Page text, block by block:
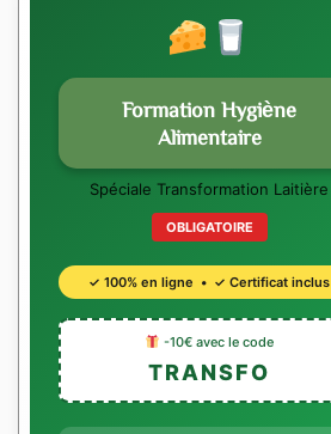
Formation Hygiène
Alimentaire
Spéciale Transformation Laitière
OBLIGATOIRE
✓ 100% en ligne • ✓ Certificat inclus
-10€ avec le code
TRANSFO